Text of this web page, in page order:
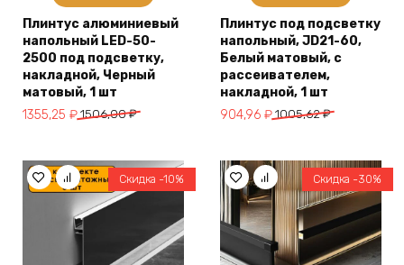
Плинтус алюминиевый
напольный LED-50-
2500 под подсветку,
накладной, Черный
матовый, 1 шт
1506,00₽
Первоначальная
1506,00 ₽.
1355,25 ₽
Текущая
Плинтус под подсветку
напольный, JD21-60,
Белый матовый, с
рассеивателем,
накладной, 1 шт
1005,62₽
Первоначальная
1005,62 ₽.
904,96 ₽
Текущая
Скидка -10% Скидка -30%